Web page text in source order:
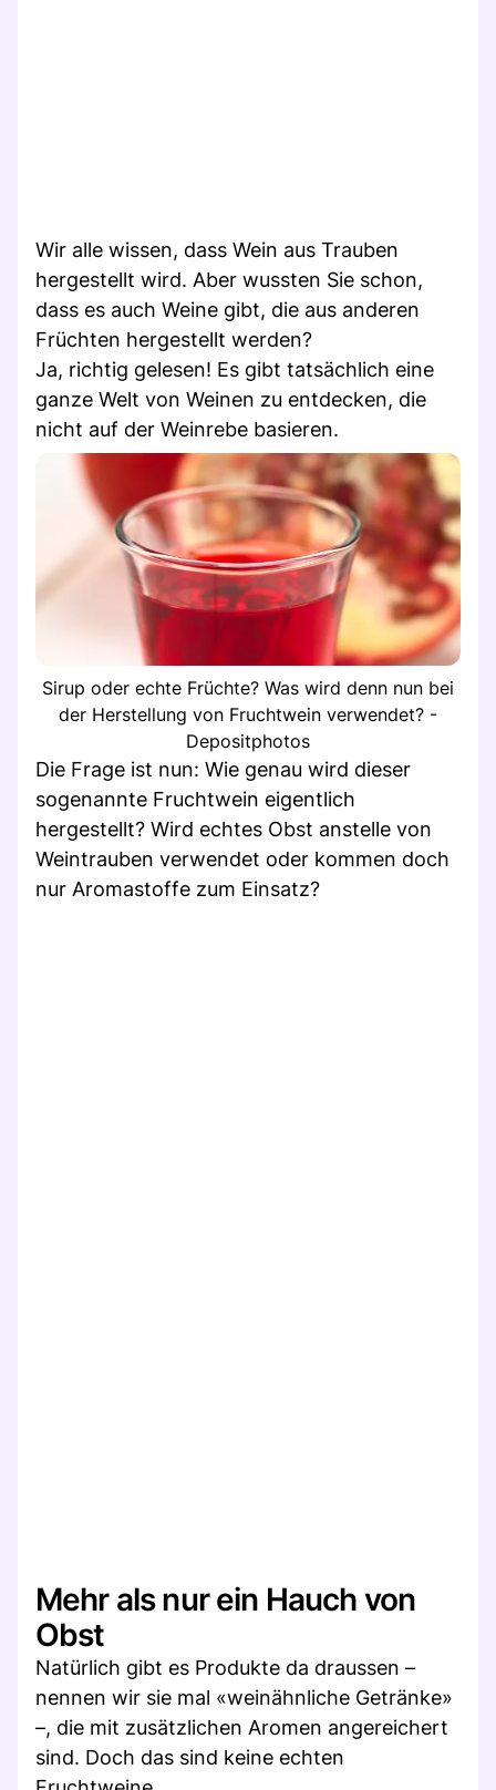
Wir alle wissen, dass Wein aus Trauben
hergestellt wird. Aber wussten Sie schon,
dass es auch Weine gibt, die aus anderen
Früchten hergestellt werden?
Ja, richtig gelesen! Es gibt tatsächlich eine
ganze Welt von Weinen zu entdecken, die
nicht auf der Weinrebe basieren.
Sirup oder echte Früchte? Was wird denn nun bei
der Herstellung von Fruchtwein verwendet? -
Depositphotos
Die Frage ist nun: Wie genau wird dieser
sogenannte Fruchtwein eigentlich
hergestellt? Wird echtes Obst anstelle von
Weintrauben verwendet oder kommen doch
nur Aromastoffe zum Einsatz?
Mehr als nur ein Hauch von
Obst
Natürlich gibt es Produkte da draussen –
nennen wir sie mal «weinähnliche Getränke»
–, die mit zusätzlichen Aromen angereichert
sind. Doch das sind keine echten